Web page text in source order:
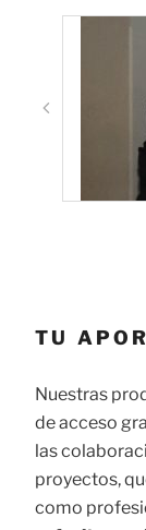
TU
Nuestras
de acceso
las
proyectos,
como